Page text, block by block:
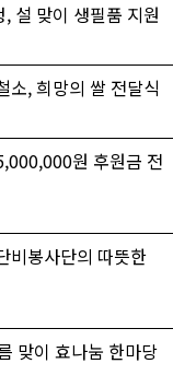
설 맞이 생필품 지원
소, 희망의 쌀 전달식
원 후원금 전
비봉사단의 따뜻한
맞이 효나눔 한마당